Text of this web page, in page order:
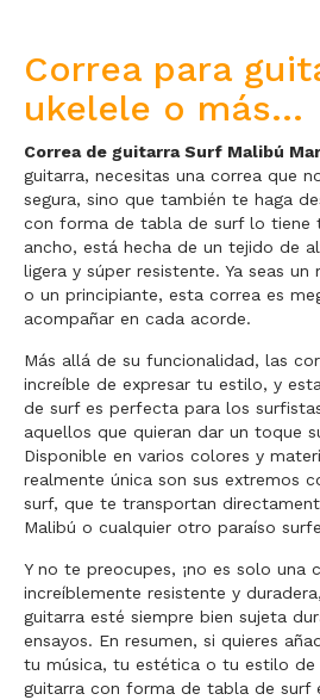
Correa para
ukelele o más...
Correa de guitarra Surf Malibú
guitarra, necesitas una correa que
segura, sino que también te haga
con forma de tabla de surf lo tiene
ancho, está hecha de un tejido de
ligera y súper resistente. Ya seas un
o un principiante, esta correa es
acompañar en cada acorde.
Más allá de su funcionalidad, las
increíble de expresar tu estilo, y
de surf es perfecta para los
aquellos que quieran dar un toque
Disponible en varios colores y
realmente única son sus extremos
surf, que te transportan
Malibú o cualquier otro paraíso
Y no te preocupes, ¡no es solo una
increíblemente resistente y
guitarra esté siempre bien sujeta
ensayos. En resumen, si quieres
tu música, tu estética o tu estilo de
guitarra con forma de tabla de surf